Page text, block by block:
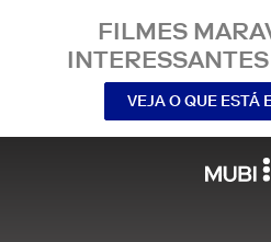
FILMES
VEJA O QUE ESTÁ